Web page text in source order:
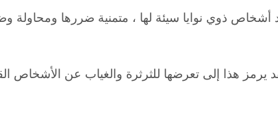
ذوي نوايا سيئة لها ، متمنية ضررها ومحاولة
يرمز هذا إلى تعرضها للثرثرة والغياب عن الأشخاص